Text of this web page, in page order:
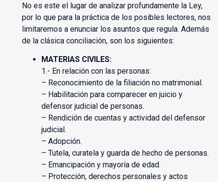
No es este el lugar de analizar profundamente la Ley,
por lo que para la práctica de los posibles lectores, nos
limitaremos a enunciar los asuntos que regula. Además
de la clásica conciliación, son los siguientes:
MATERIAS CIVILES:
1.- En relación con las personas:
– Reconocimiento de la filiación no matrimonial.
– Habilitación para comparecer en juicio y
defensor judicial de personas.
– Rendición de cuentas y actividad del defensor
judicial.
– Adopción.
– Tutela, curatela y guarda de hecho de personas.
– Emancipación y mayoría de edad.
– Protección, derechos personales y actos